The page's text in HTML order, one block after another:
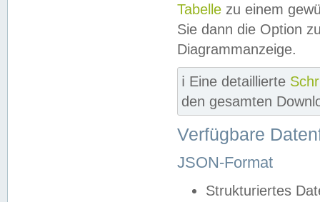
Tabelle zu einem
Sie dann die Option
Diagrammanzeige.
ℹ️ Eine detaillierte
den gesamten
Verfügbare
JSON-Format
Strukturiertes